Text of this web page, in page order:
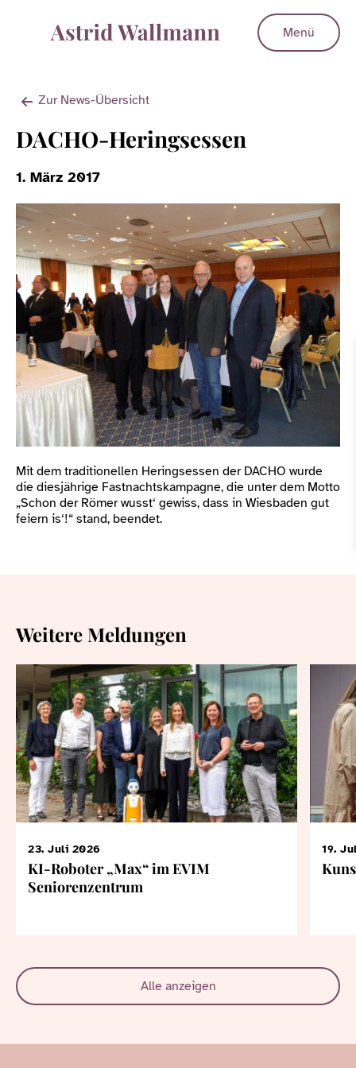
Menü
Zur News-Übersicht
DACHO-Heringsessen
1. März 2017
Mit dem traditionellen Heringsessen der DACHO wurde
die diesjährige Fastnachtskampagne, die unter dem Motto
„Schon der Römer wusst‘ gewiss, dass in Wiesbaden gut
feiern is‘!“ stand, beendet.
Weitere Meldungen
23. Juli 2026
KI-Roboter „Max“ im EVIM
Seniorenzentrum
19.
Alle anzeigen